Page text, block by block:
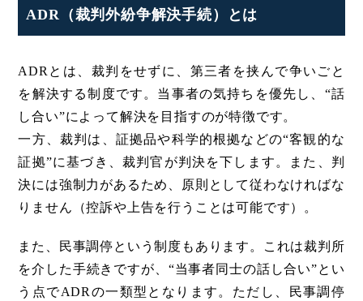
ADR（裁判外紛争解決手続）とは
ADRとは、裁判をせずに、第三者を挟んで争いごと
を解決する制度です。当事者の気持ちを優先し、“話
し合い”によって解決を目指すのが特徴です。
一方、裁判は、証拠品や科学的根拠などの“客観的な
証拠”に基づき、裁判官が判決を下します。また、判
決には強制力があるため、原則として従わなければな
りません（控訴や上告を行うことは可能です）。
また、民事調停という制度もあります。これは裁判所
を介した手続きですが、“当事者同士の話し合い”とい
う点でADRの一類型となります。ただし、民事調停